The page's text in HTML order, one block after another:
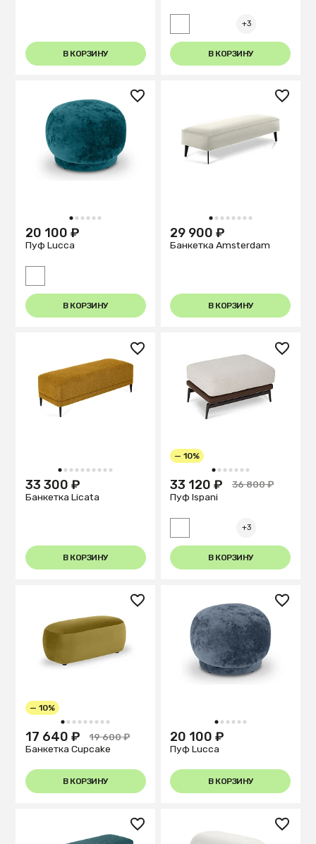
В КОРЗИНУ
+3
В КОРЗИНУ
1 2 3 4 5 6
20 100 ₽
Пуф Lucca
В КОРЗИНУ
1 2 3 4 5 6 7 8
29 900 ₽
Банкетка Amsterdam
В КОРЗИНУ
1 2 3 4 5 6 7 8 9 10
33 300 ₽
Банкетка Licata
В КОРЗИНУ
1 2 3 4 5 6 7
— 10%
33 120 ₽
36 800 ₽
Пуф Ispani
+3
В КОРЗИНУ
1 2 3 4 5 6 7 8 9
— 10%
17 640 ₽
19 600 ₽
Банкетка Cupcake
В КОРЗИНУ
1 2 3 4 5 6
20 100 ₽
Пуф Lucca
В КОРЗИНУ